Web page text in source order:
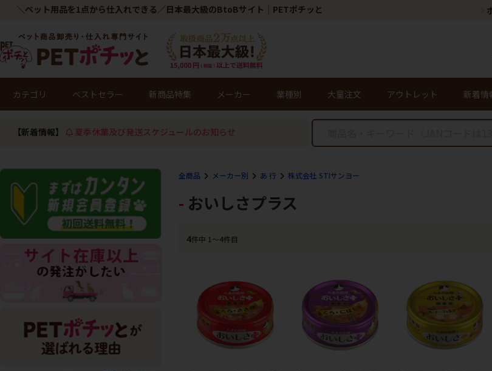
＼ペット用品を1点から仕入れできる／日本最大級のBtoBサイト｜PETポチッと
カテゴリ ベストセラー 新商品特集 メーカー 業種別 大量注文 アウトレット 新着情
【新着情報】 夏季休業及び発送スケジュールのお知らせ
全商品 メーカー別 あ 行 株式会社 STIサンヨー
おいしさプラス
4件中 1〜4件目